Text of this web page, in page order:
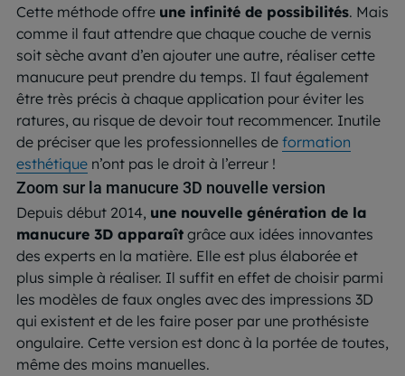
Cette méthode offre une infinité de possibilités. Mais
comme il faut attendre que chaque couche de vernis
soit sèche avant d’en ajouter une autre, réaliser cette
manucure peut prendre du temps. Il faut également
être très précis à chaque application pour éviter les
ratures, au risque de devoir tout recommencer. Inutile
de préciser que les professionnelles de formation
esthétique n’ont pas le droit à l’erreur !
Zoom sur la manucure 3D nouvelle version
Depuis début 2014, une nouvelle génération de la
manucure 3D apparaît grâce aux idées innovantes
des experts en la matière. Elle est plus élaborée et
plus simple à réaliser. Il suffit en effet de choisir parmi
les modèles de faux ongles avec des impressions 3D
qui existent et de les faire poser par une prothésiste
ongulaire. Cette version est donc à la portée de toutes,
même des moins manuelles.